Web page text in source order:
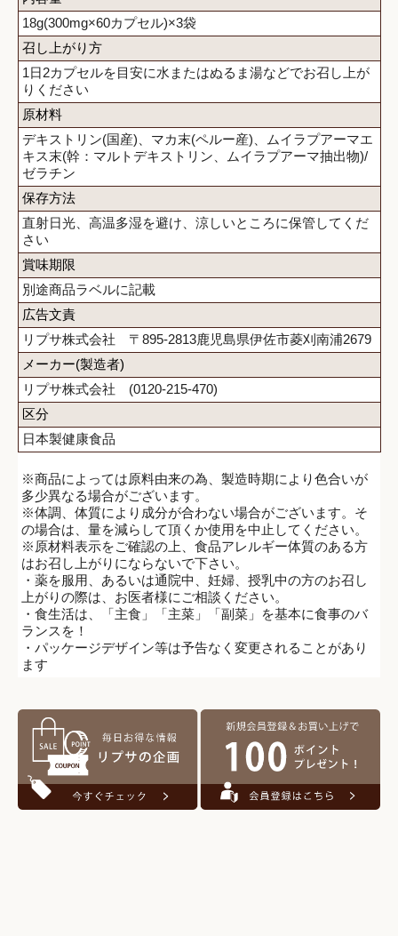
18g(300mg×60カプセル)×3袋
召し上がり方
1日2カプセルを目安に水またはぬるま湯などでお召し上が
りください
原材料
デキストリン(国産)、マカ末(ペルー産)、ムイラプアーマエ
キス末(幹：マルトデキストリン、ムイラプアーマ抽出物)/
ゼラチン
保存方法
直射日光、高温多湿を避け、涼しいところに保管してくだ
さい
賞味期限
別途商品ラベルに記載
広告文責
リプサ株式会社 〒895-2813鹿児島県伊佐市菱刈南浦2679
メーカー(製造者)
リプサ株式会社 (0120-215-470)
区分
日本製健康食品
※商品によっては原料由来の為、製造時期により色合いが
多少異なる場合がございます。
※体調、体質により成分が合わない場合がございます。そ
の場合は、量を減らして頂くか使用を中止してください。
※原材料表示をご確認の上、食品アレルギー体質のある方
はお召し上がりにならないで下さい。
・薬を服用、あるいは通院中、妊婦、授乳中の方のお召し
上がりの際は、お医者様にご相談ください。
・食生活は、「主食」「主菜」「副菜」を基本に食事のバ
ランスを！
・パッケージデザイン等は予告なく変更されることがあり
ます